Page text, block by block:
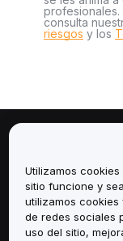
profesionales.
consulta
riesgos y los
Servicios
Soporte
Utilizamos
sitio funcione y
utilizamos
de redes sociales
uso del sitio,